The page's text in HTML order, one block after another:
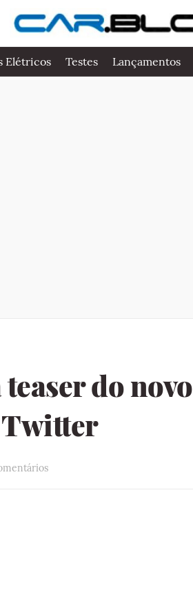
Elétricos Testes Lançamentos
do novo
Twitter